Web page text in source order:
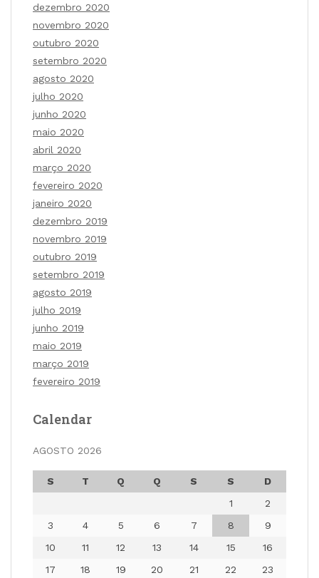
dezembro 2020
novembro 2020
outubro 2020
setembro 2020
agosto 2020
julho 2020
junho 2020
maio 2020
abril 2020
março 2020
fevereiro 2020
janeiro 2020
dezembro 2019
novembro 2019
outubro 2019
setembro 2019
agosto 2019
julho 2019
junho 2019
maio 2019
março 2019
fevereiro 2019
Calendar
AGOSTO 2026
S T Q Q S S
D
1
2
3
4 5 6 7 8
9
10
11 12 13 14 15
16
17
18 19 20 21 22
23